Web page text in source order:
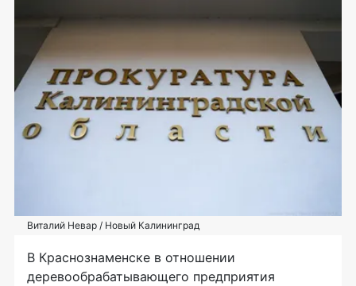
Виталий Невар / Новый Калининград
В Краснознаменске в отношении
деревообрабатывающего предприятия